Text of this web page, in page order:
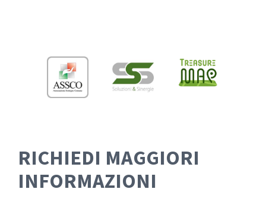
contenuto
RICHIEDI MAGGIORI
INFORMAZIONI